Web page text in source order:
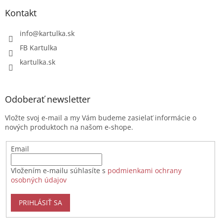
Kontakt
info@kartulka.sk
FB Kartulka
kartulka.sk
Odoberať newsletter
Vložte svoj e-mail a my Vám budeme zasielať informácie o
nových produktoch na našom e-shope.
Email
Vložením e-mailu súhlasíte s podmienkami ochrany
osobných údajov
PRIHLÁSIŤ SA